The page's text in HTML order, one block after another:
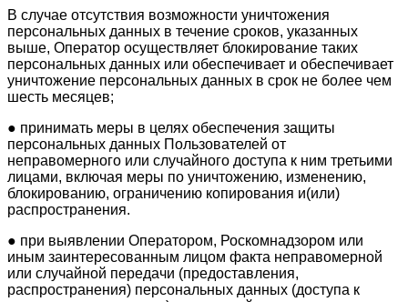
В случае отсутствия возможности уничтожения
персональных данных в течение сроков, указанных
выше, Оператор осуществляет блокирование таких
персональных данных или обеспечивает и обеспечивает
уничтожение персональных данных в срок не более чем
шесть месяцев;
● принимать меры в целях обеспечения защиты
персональных данных Пользователей от
неправомерного или случайного доступа к ним третьими
лицами, включая меры по уничтожению, изменению,
блокированию, ограничению копирования и(или)
распространения.
● при выявлении Оператором, Роскомнадзором или
иным заинтересованным лицом факта неправомерной
или случайной передачи (предоставления,
распространения) персональных данных (доступа к